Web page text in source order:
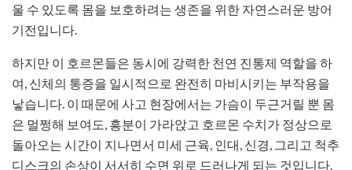
울 수 있도록 몸을 보호하려는 생존을 위한 자연스러운 방어
기전입니다.
하지만 이 호르몬들은 동시에 강력한 천연 진통제 역할을 하
여, 신체의 통증을 일시적으로 완전히 마비시키는 부작용을
낳습니다. 이 때문에 사고 현장에서는 가슴이 두근거릴 뿐 몸
은 멀쩡해 보여도, 흥분이 가라앉고 호르몬 수치가 정상으로
돌아오는 시간이 지나면서 미세 근육, 인대, 신경, 그리고 척추
디스크의 손상이 서서히 수면 위로 드러나게 되는 것입니다.